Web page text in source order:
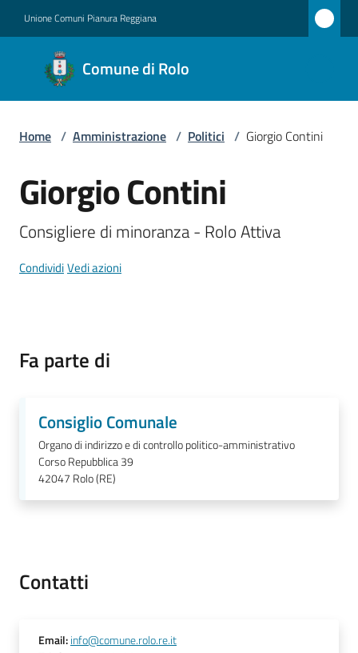
Unione Comuni Pianura Reggiana
Comune di Rolo
Comune
di Rolo
Amministrazione
Novità
Servizi
Vivere
argomenti...
Seguici
Home / Amministrazione / Politici / Giorgio Contini
Salta al contenuto
Giorgio Contini
Consigliere di minoranza - Rolo Attiva
CondividiVedi azioni
Fa parte di
Consiglio Comunale
Organo di indirizzo e di controllo politico-amministrativo
Corso Repubblica 39
42047 Rolo (RE)
Contatti
Email:info@comune.rolo.re.it